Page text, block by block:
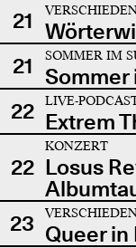
21
21
SOMMER IM
Sommer
22
LIVE-
Extrem
22
KONZERT
Losus
23 Queer in